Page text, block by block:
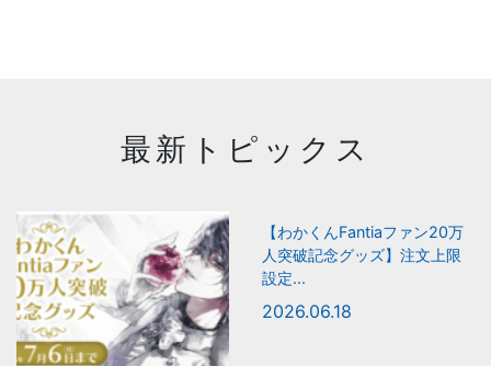
最新トピックス
【わかくんFantiaファン20万
人突破記念グッズ】注文上限
設定...
2026.06.18